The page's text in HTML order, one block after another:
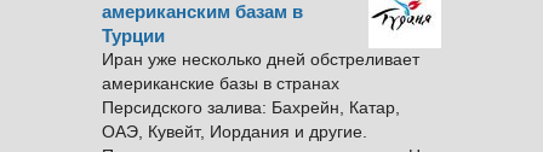
американским базам в
Турции
Иран уже несколько дней обстреливает
американские базы в странах
Персидского залива: Бахрейн, Катар,
ОАЭ, Кувейт, Иордания и другие.